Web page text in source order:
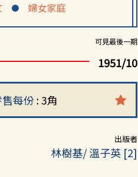
婦女家庭
可見最後一期
1951/10
每份 : 3角
出版者
林樹基/ 溫子英 [2]